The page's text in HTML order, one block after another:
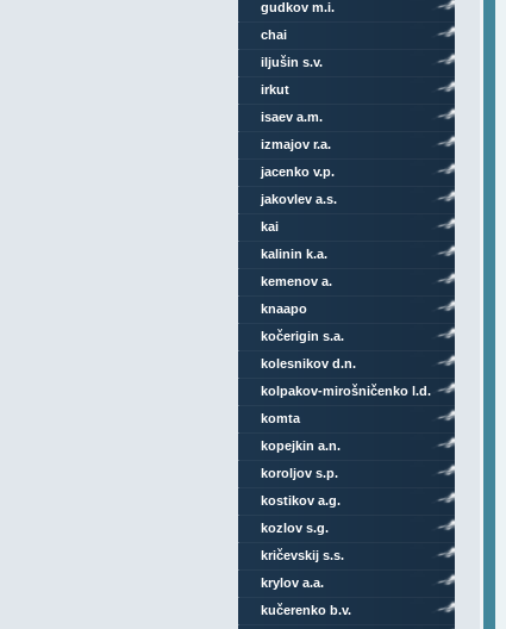
gudkov m.i.
chai
iljušin s.v.
irkut
isaev a.m.
izmajov r.a.
jacenko v.p.
jakovlev a.s.
kai
kalinin k.a.
kemenov a.
knaapo
kočerigin s.a.
kolesnikov d.n.
kolpakov-mirošničenko l.d.
komta
kopejkin a.n.
koroljov s.p.
kostikov a.g.
kozlov s.g.
kričevskij s.s.
krylov a.a.
kučerenko b.v.